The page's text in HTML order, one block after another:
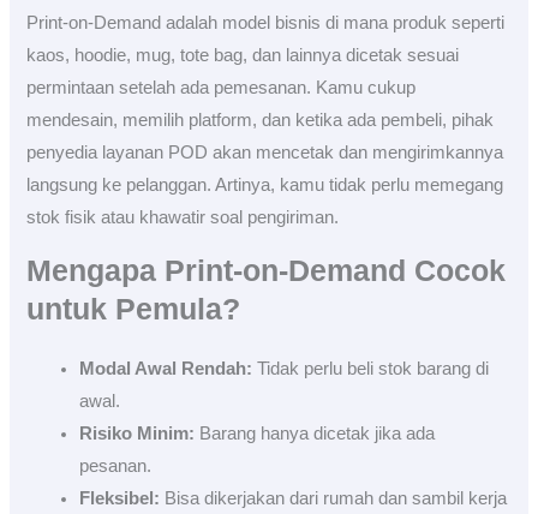
Print-on-Demand adalah model bisnis di mana produk seperti
kaos, hoodie, mug, tote bag, dan lainnya dicetak sesuai
permintaan setelah ada pemesanan. Kamu cukup
mendesain, memilih platform, dan ketika ada pembeli, pihak
penyedia layanan POD akan mencetak dan mengirimkannya
langsung ke pelanggan. Artinya, kamu tidak perlu memegang
stok fisik atau khawatir soal pengiriman.
Mengapa Print-on-Demand Cocok
untuk Pemula?
Modal Awal Rendah: Tidak perlu beli stok barang di
awal.
Risiko Minim: Barang hanya dicetak jika ada
pesanan.
Fleksibel: Bisa dikerjakan dari rumah dan sambil kerja